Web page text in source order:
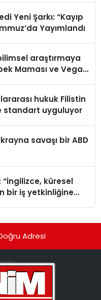
Yeni Şarkı: “Kayıp
Yayımlandı
araştırmaya
Maması ve Vegan
hukuk Filistin
standart uyguluyor
savaşı bir ABD
“İngilizce, küresel
bir iş yetkinliğine
Adresi